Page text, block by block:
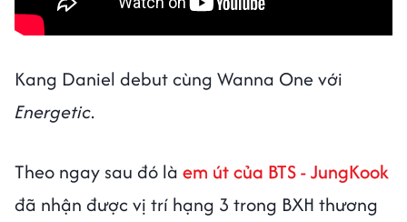
Kang Daniel debut cùng Wanna One với
Energetic.
Theo ngay sau đó là em út của BTS - JungKook
đã nhận được vị trí hạng 3 trong BXH thương